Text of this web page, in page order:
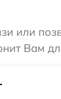
или
Вам